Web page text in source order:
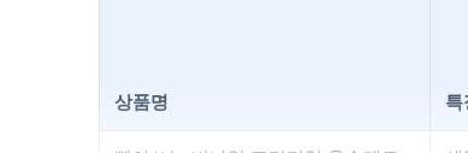
상품명 특